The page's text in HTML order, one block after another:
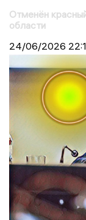
Отменён
области
24/06/2026